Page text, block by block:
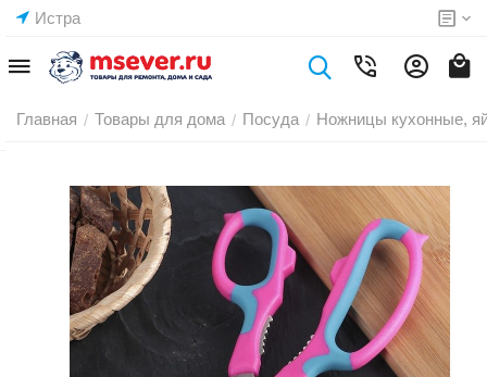
Истра
Главная / Товары для дома / Посуда / Ножницы кухонные,